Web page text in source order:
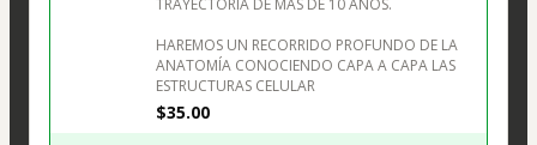
TRAYECTORIA DE MÁS DE 10 AÑOS.
HAREMOS UN RECORRIDO PROFUNDO DE LA
ANATOMÍA CONOCIENDO CAPA A CAPA LAS
ESTRUCTURAS CELULAR
$35.00